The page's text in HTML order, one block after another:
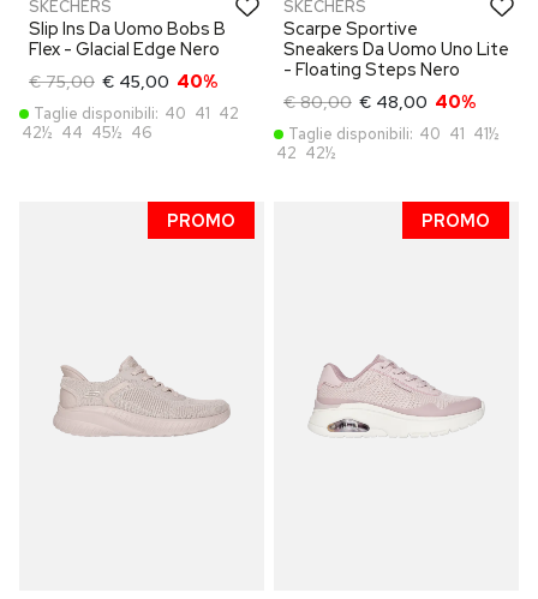
SKECHERS
Slip Ins Da Uomo Bobs B
Flex - Glacial Edge Nero
€ 75,00 € 45,00 40%
Taglie disponibili: 40 41 42
42½ 44 45½ 46
SKECHERS
Scarpe Sportive
Sneakers Da Uomo Uno Lite
- Floating Steps Nero
€ 80,00 € 48,00 40%
Taglie disponibili: 40 41 41½
42 42½
PROMO PROMO